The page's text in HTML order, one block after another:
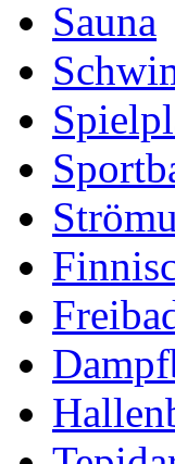
Sauna